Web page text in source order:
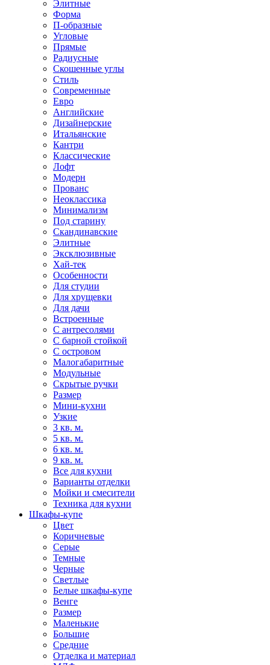
Элитные
Форма
П-образные
Угловые
Прямые
Радиусные
Скошенные углы
Стиль
Современные
Евро
Английские
Дизайнерские
Итальянские
Кантри
Классические
Лофт
Модерн
Прованс
Неоклассика
Минимализм
Под старину
Скандинавские
Элитные
Эксклюзивные
Хай-тек
Особенности
Для студии
Для хрущевки
Для дачи
Встроенные
С антресолями
С барной стойкой
С островом
Малогабаритные
Модульные
Скрытые ручки
Размер
Мини-кухни
Узкие
3 кв. м.
5 кв. м.
6 кв. м.
9 кв. м.
Все для кухни
Варианты отделки
Мойки и смесители
Техника для кухни
Шкафы-купе
Цвет
Коричневые
Серые
Темные
Черные
Светлые
Белые шкафы-купе
Венге
Размер
Маленькие
Большие
Средние
Отделка и материал